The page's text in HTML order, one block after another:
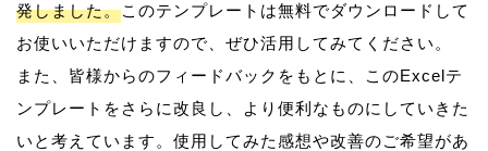
発しました。このテンプレートは無料でダウンロードして
お使いいただけますので、ぜひ活用してみてください。
また、皆様からのフィードバックをもとに、このExcelテ
ンプレートをさらに改良し、より便利なものにしていきた
いと考えています。使用してみた感想や改善のご希望があ